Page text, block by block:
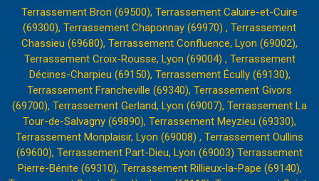
Terrassement Bron (69500), Terrassement Caluire-et-Cuire
(69300), Terrassement Chaponnay (69970) , Terrassement
Chassieu (69680), Terrassement Confluence, Lyon (69002),
Terrassement Croix-Rousse, Lyon (69004) , Terrassement
Décines-Charpieu (69150), Terrassement Écully (69130),
Terrassement Francheville (69340), Terrassement Givors
(69700), Terrassement Gerland, Lyon (69007), Terrassement La
Tour-de-Salvagny (69890), Terrassement Meyzieu (69330),
Terrassement Monplaisir, Lyon (69008) , Terrassement Oullins
(69600), Terrassement Part-Dieu, Lyon (69003) Terrassement
Pierre-Bénite (69310), Terrassement Rillieux-la-Pape (69140),